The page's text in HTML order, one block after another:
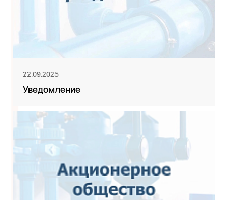
22.09.2025
Уведомление